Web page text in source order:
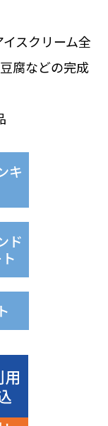
スクリーム全
腐などの完成
キ
ド